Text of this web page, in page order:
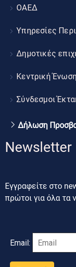
ΟΑΕΔ
Υπηρεσίες
Δημοτικές
Κεντρική
Σύνδεσμοι
Δήλωση
Newsletter
Εγγραφείτε στο
πρώτοι για όλα τα
Email: